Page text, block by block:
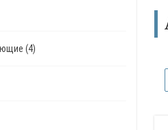
(4)